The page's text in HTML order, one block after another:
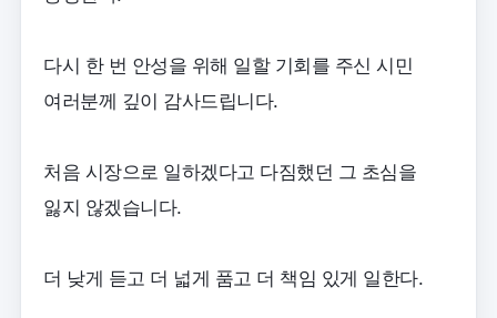
다시 한 번 안성을 위해 일할 기회를 주신 시민
여러분께 깊이 감사드립니다.
처음 시장으로 일하겠다고 다짐했던 그 초심을
잃지 않겠습니다.
더 낮게 듣고 더 넓게 품고 더 책임 있게 일한다.